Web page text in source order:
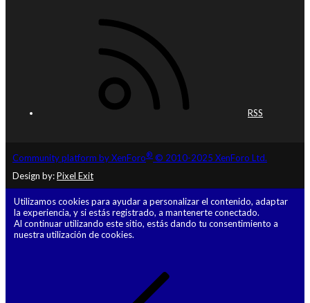
RSS
Community platform by XenForo® © 2010-2025 XenForo Ltd.
Design by:Pixel Exit
Utilizamos cookies para ayudar a personalizar el contenido, adaptar
la experiencia, y si estás registrado, a mantenerte conectado.
Al continuar utilizando este sitio, estás dando tu consentimiento a
nuestra utilización de cookies.